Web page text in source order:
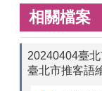
相關檔案
20240404臺
臺北市推客語